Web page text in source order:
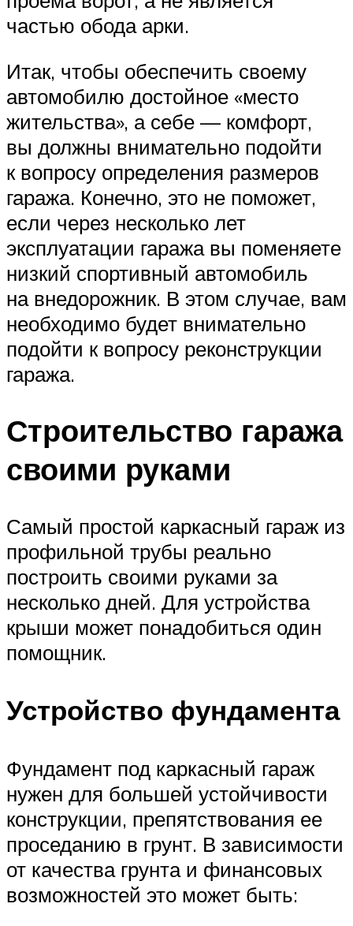
частью обода арки.
Итак, чтобы обеспечить своему
автомобилю достойное «место
жительства», а себе — комфорт,
вы должны внимательно подойти
к вопросу определения размеров
гаража. Конечно, это не поможет,
если через несколько лет
эксплуатации гаража вы поменяете
низкий спортивный автомобиль
на внедорожник. В этом случае, вам
необходимо будет внимательно
подойти к вопросу реконструкции
гаража.
Строительство гаража
своими руками
Самый простой каркасный гараж из
профильной трубы реально
построить своими руками за
несколько дней. Для устройства
крыши может понадобиться один
помощник.
Устройство фундамента
Фундамент под каркасный гараж
нужен для большей устойчивости
конструкции, препятствования ее
проседанию в грунт. В зависимости
от качества грунта и финансовых
возможностей это может быть: